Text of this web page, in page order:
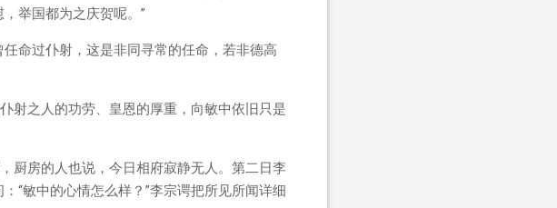
举国都为之庆贺呢。”
命过仆射，这是非同寻常的任命，若非德高
射之人的功劳、皇恩的厚重，向敏中依旧只是
厨房的人也说，今日相府寂静无人。第二日李
“敏中的心情怎么样？”李宗谔把所见所闻详细